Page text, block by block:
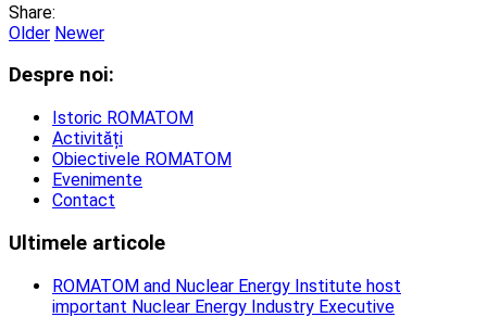
Share:
Older Newer
Despre noi:
Istoric ROMATOM
Activități
Obiectivele ROMATOM
Evenimente
Contact
Ultimele articole
ROMATOM and Nuclear Energy Institute host
important Nuclear Energy Industry Executive